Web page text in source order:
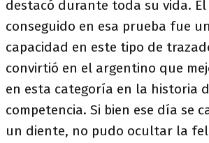
destacó durante toda su vida.
conseguido en esa prueba fue
capacidad en este tipo de
convirtió en el argentino que
en esta categoría en la historia
competencia. Si bien ese día se
un diente, no pudo ocultar la